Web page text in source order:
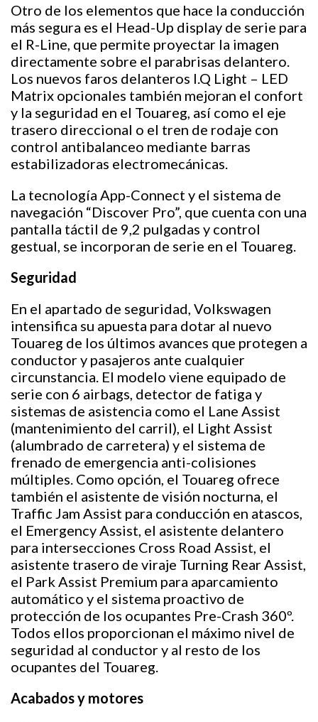
Otro de los elementos que hace la conducción
más segura es el Head-Up display de serie para
el R-Line, que permite proyectar la imagen
directamente sobre el parabrisas delantero.
Los nuevos faros delanteros I.Q Light – LED
Matrix opcionales también mejoran el confort
y la seguridad en el Touareg, así como el eje
trasero direccional o el tren de rodaje con
control antibalanceo mediante barras
estabilizadoras electromecánicas.
La tecnología App-Connect y el sistema de
navegación “Discover Pro”, que cuenta con una
pantalla táctil de 9,2 pulgadas y control
gestual, se incorporan de serie en el Touareg.
Seguridad
En el apartado de seguridad, Volkswagen
intensifica su apuesta para dotar al nuevo
Touareg de los últimos avances que protegen a
conductor y pasajeros ante cualquier
circunstancia. El modelo viene equipado de
serie con 6 airbags, detector de fatiga y
sistemas de asistencia como el Lane Assist
(mantenimiento del carril), el Light Assist
(alumbrado de carretera) y el sistema de
frenado de emergencia anti-colisiones
múltiples. Como opción, el Touareg ofrece
también el asistente de visión nocturna, el
Traffic Jam Assist para conducción en atascos,
el Emergency Assist, el asistente delantero
para intersecciones Cross Road Assist, el
asistente trasero de viraje Turning Rear Assist,
el Park Assist Premium para aparcamiento
automático y el sistema proactivo de
protección de los ocupantes Pre-Crash 360º.
Todos ellos proporcionan el máximo nivel de
seguridad al conductor y al resto de los
ocupantes del Touareg.
Acabados y motores